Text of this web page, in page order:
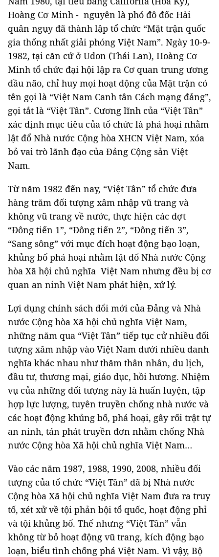
Hoàng Cơ Minh - nguyên là phó đô đốc Hải
quân ngụy đã thành lập tổ chức “Mặt trận quốc
gia thống nhất giải phóng Việt Nam”. Ngày 10-9-
1982, tại căn cứ ở Udon (Thái Lan), Hoàng Cơ
Minh tổ chức đại hội lập ra Cơ quan trung ương
đầu não, chỉ huy mọi hoạt động của Mặt trận có
tên gọi là “Việt Nam Canh tân Cách mạng đảng”,
gọi tắt là “Việt Tân”. Cương lĩnh của “Việt Tân”
xác định mục tiêu của tổ chức là phá hoại nhằm
lật đổ Nhà nước Cộng hòa XHCN Việt Nam, xóa
bỏ vai trò lãnh đạo của Đảng Cộng sản Việt
Nam.
Từ năm 1982 đến nay, “Việt Tân” tổ chức đưa
hàng trăm đối tượng xâm nhập vũ trang và
không vũ trang về nước, thực hiện các đợt
“Đông tiến 1”, “Đông tiến 2”, “Đông tiến 3”,
“Sang sông” với mục đích hoạt động bạo loạn,
khủng bố phá hoại nhằm lật đổ Nhà nước Cộng
hòa Xã hội chủ nghĩa Việt Nam nhưng đều bị cơ
quan an ninh Việt Nam phát hiện, xử lý.
Lợi dụng chính sách đổi mới của Đảng và Nhà
nước Cộng hòa Xã hội chủ nghĩa Việt Nam,
những năm qua “Việt Tân” tiếp tục cử nhiều đối
tượng xâm nhập vào Việt Nam dưới nhiều danh
nghĩa khác nhau như thăm thân nhân, du lịch,
đầu tư, thương mại, giáo dục, hồi hương. Nhiệm
vụ của những đối tượng này là huấn luyện, tập
hợp lực lượng, tuyên truyền chống nhà nước và
các hoạt động khủng bố, phá hoại, gây rối trật tự
an ninh, tán phát truyền đơn nhằm chống Nhà
nước Cộng hòa Xã hội chủ nghĩa Việt Nam…
Vào các năm 1987, 1988, 1990, 2008, nhiều đối
tượng của tổ chức “Việt Tân” đã bị Nhà nước
Cộng hòa Xã hội chủ nghĩa Việt Nam đưa ra truy
tố, xét xử về tội phản bội tổ quốc, hoạt động phỉ
và tội khủng bố. Thế nhưng “Việt Tân” vẫn
không từ bỏ hoạt động vũ trang, kích động bạo
loạn, biểu tình chống phá Việt Nam. Vì vậy, Bộ